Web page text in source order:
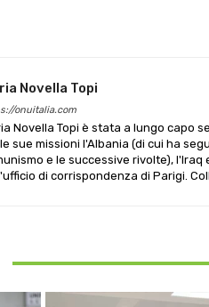
Novella Topi
onuitalia.com
Novella Topi è stata a lungo capo
sue missioni l'Albania (di cui ha
e le successive rivolte),
di corrispondenza di Parigi.